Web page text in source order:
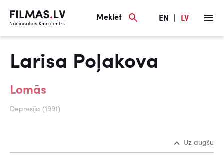
Meklēt EN LV
Larisa Poļakova
Lomās
Depresija (1991)
Uz augšu